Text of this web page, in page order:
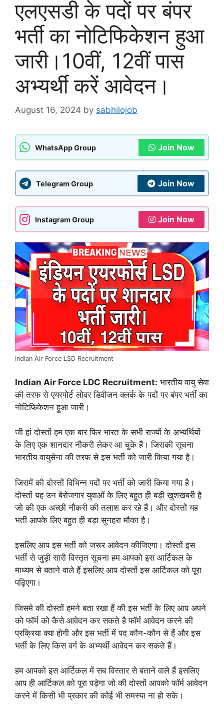
एलएसडी के पदों पर बंपर
भर्ती का नोटिफिकेशन हुआ
जारी।10वीं, 12वीं पास
अभ्यर्थी करें आवेदन।
August 16, 2024 by sabhilojob
WhatsApp Group Join Now
Telegram Group Join Now
Instagram Group Join Now
Indian Air Force LSD Recruitment
Indian Air Force LDC Recruitment: भारतीय वायु सेवा
की तरफ से एयरपोर्ट लोवर डिवीजन क्लर्क के पदों पर बंपर भर्ती का
नोटिफिकेशन हुआ जारी।
जी हां दोस्तों हम एक बार फिर भारत के सभी राज्यों के अभ्यर्थियों
के लिए एक शानदार नौकरी लेकर आ चुके हैं। जिसकी सूचना
भारतीय वायुसेना की तरफ से इस भर्ती को जारी किया गया है।
जिसमें की दोस्तों विभिन्न पदों पर भर्ती को जारी किया गया है।
दोस्तों यह उन बेरोजगार युवाओं के लिए बहुत ही बड़ी खुशखबरी है
जो की एक अच्छी नौकरी की तलाश कर रहे हैं। और दोस्तों यह
भर्ती आपके लिए बहुत ही बड़ा सुनहरा मौका है।
इसलिए आप इस भर्ती को जरूर आवेदन कीजिएगा। दोस्तों इस
भर्ती से जुड़ी सारी विस्तृत सूचना हम आपको इस आर्टिकल के
माध्यम से बताने वाले हैं इसलिए आप दोस्तों इस आर्टिकल को पूरा
पढ़िएगा।
जिसमे की दोस्तों हमने बता रखा हैं की इस भर्ती के लिए आप अपने
को फॉर्म को कैसे आवेदन कर सकते है फॉर्म आवेदन करने की
प्रक्रिया क्या होगी और इस भर्ती में पद कौन-कौन से हैं और इस
भर्ती के लिए किस वर्ग के अभ्यर्थी आवेदन कर सकते हैं।
हम आपको इस आर्टिकल में सब विस्तार से बताने वाले हैं इसलिए
आप ही आर्टिकल को पूरा पड़ेगा जो की दोस्तों आपको फॉर्म आवेदन
करने में किसी भी प्रकार की कोई भी समस्या ना हो सके।